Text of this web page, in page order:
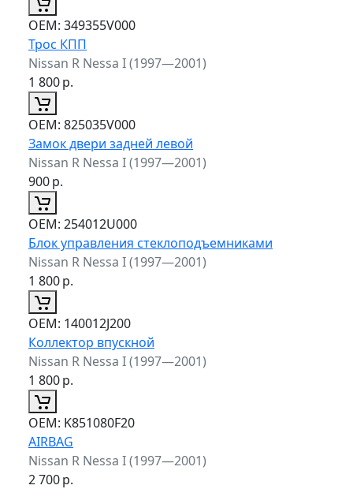
ОЕМ: 349355V000
Трос КПП
Nissan R Nessa I (1997—2001)
1 800р.
ОЕМ: 825035V000
Замок двери задней левой
Nissan R Nessa I (1997—2001)
900р.
ОЕМ: 254012U000
Блок управления стеклоподъемниками
Nissan R Nessa I (1997—2001)
1 800р.
ОЕМ: 140012J200
Коллектор впускной
Nissan R Nessa I (1997—2001)
1 800р.
ОЕМ: K851080F20
AIRBAG
Nissan R Nessa I (1997—2001)
2 700р.